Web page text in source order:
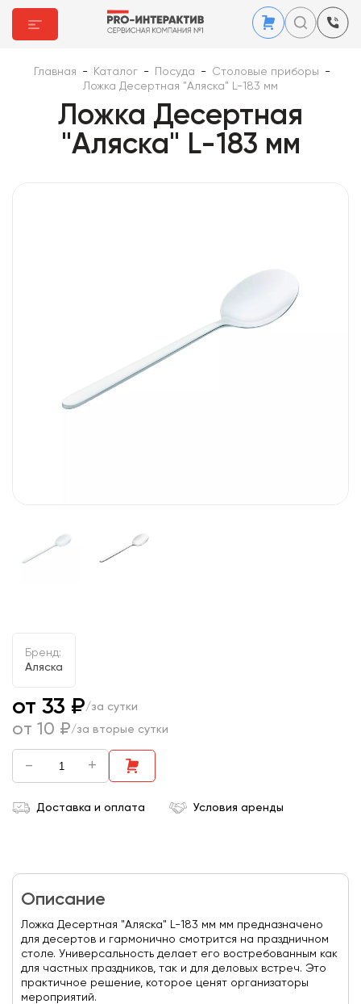
Главная - Каталог - Посуда - Столовые приборы
-
Ложка Десертная "Аляска" L-183 мм
Ложка Десертная
"Аляска" L-183 мм
Бренд:
Аляска
от 33 ₽/за сутки
от 10 ₽/за вторые сутки
- +
Доставка и оплата Условия аренды
Описание
Ложка Десертная "Аляска" L-183 мм мм предназначено
для десертов и гармонично смотрится на праздничном
столе. Универсальность делает его востребованным как
для частных праздников, так и для деловых встреч. Это
практичное решение, которое ценят организаторы
мероприятий.